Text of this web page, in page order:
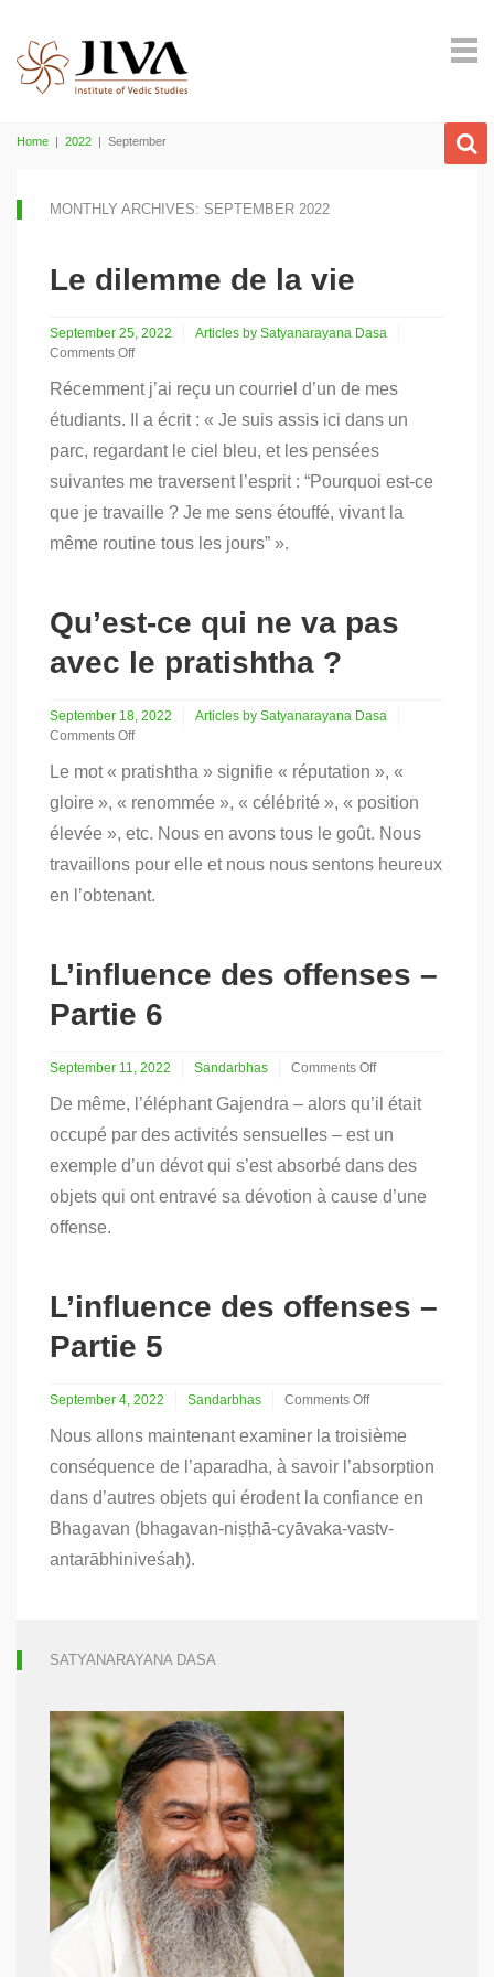
Home | 2022 | September
MONTHLY ARCHIVES: SEPTEMBER 2022
Le dilemme de la vie
September 25, 2022
Articles by Satyanarayana Dasa
Comments Off
Le
dilemme
la
Récemment j’ai reçu un courriel d’un de mes
étudiants. Il a écrit : « Je suis assis ici dans un
parc, regardant le ciel bleu, et les pensées
suivantes me traversent l’esprit : “Pourquoi est-ce
que je travaille ? Je me sens étouffé, vivant la
même routine tous les jours” ».
Qu’est-ce qui ne va pas
avec le pratishtha ?
September 18, 2022
Articles by Satyanarayana Dasa
Comments Off
Qu’est-
ce
qui
ne
pas
avec
Le mot « pratishtha » signifie « réputation », «
gloire », « renommée », « célébrité », « position
élevée », etc. Nous en avons tous le goût. Nous
travaillons pour elle et nous nous sentons heureux
en l’obtenant.
L’influence des offenses –
Partie 6
September 11, 2022 Sandarbhas
Comments Off
L’influence
des
–
Partie
6
De même, l’éléphant Gajendra – alors qu’il était
occupé par des activités sensuelles – est un
exemple d’un dévot qui s’est absorbé dans des
objets qui ont entravé sa dévotion à cause d’une
offense.
L’influence des offenses –
Partie 5
September 4, 2022 Sandarbhas
Comments Off
L’influence
–
5
Nous allons maintenant examiner la troisième
conséquence de l’aparadha, à savoir l’absorption
dans d’autres objets qui érodent la confiance en
Bhagavan (bhagavan-niṣṭhā-cyāvaka-vastv-
antarābhiniveśaḥ).
SATYANARAYANA DASA